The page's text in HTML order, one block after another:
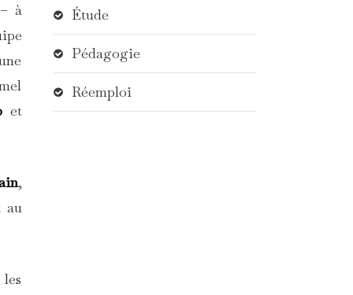
à
et
,
au
Étude
Pédagogie
Réemploi